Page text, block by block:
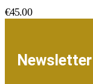
€45.00
Newsletter